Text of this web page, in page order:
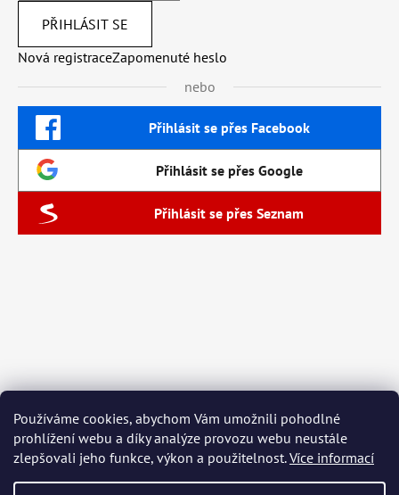
Používáme cookies, abychom Vám umožnili pohodlné
prohlížení webu a díky analýze provozu webu neustále
zlepšovali jeho funkce, výkon a použitelnost.Více informací
PŘIHLÁSIT SE
Nová registraceZapomenuté heslo
nebo
Přihlásit se přes Facebook
Přihlásit se přes Google
Přihlásit se přes Seznam